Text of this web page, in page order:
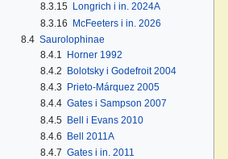
8.3.15 Longrich i in. 2024A
8.3.16 McFeeters i in. 2026
8.4 Saurolophinae
8.4.1
Horner 1992
8.4.2
Bolotsky i Godefroit 2004
8.4.3
Prieto-Márquez 2005
8.4.4 Gates i Sampson 2007
8.4.5 Bell i Evans 2010
8.4.6 Bell 2011A
8.4.7 Gates i in. 2011